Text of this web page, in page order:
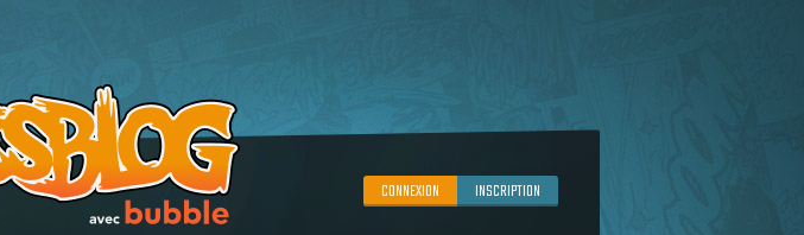
CONNEXION INSCRIPTION